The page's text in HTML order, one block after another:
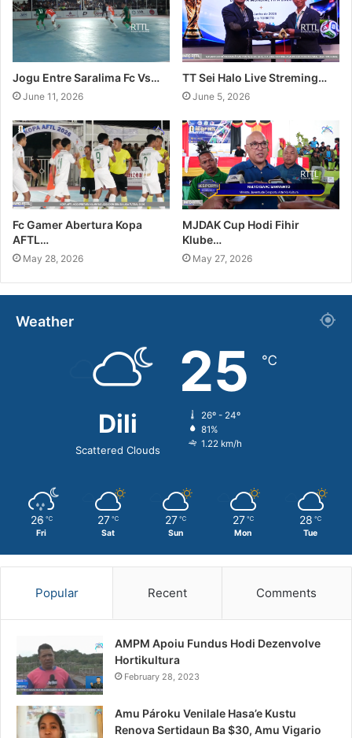
Jogu Entre Saralima Fc Vs…
June 11, 2026
TT Sei Halo Live Streming…
June 5, 2026
Fc Gamer Abertura Kopa
AFTL…
May 28, 2026
MJDAK Cup Hodi Fihir
Klube…
May 27, 2026
Weather
Dili
Scattered Clouds
25 ℃
26º - 24º
81%
1.22 km/h
26 ℃
Fri
27 ℃
Sat
27 ℃
Sun
27 ℃
Mon
28 ℃
Tue
Popular Recent Comments
AMPM Apoiu Fundus Hodi Dezenvolve
Hortikultura
February 28, 2023
Amu Pároku Venilale Hasa’e Kustu
Renova Sertidaun Ba $30, Amu Vigario